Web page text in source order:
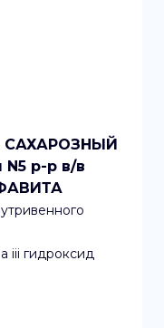
САХАРОЗНЫЙ
р-р в/в
iii гидроксид